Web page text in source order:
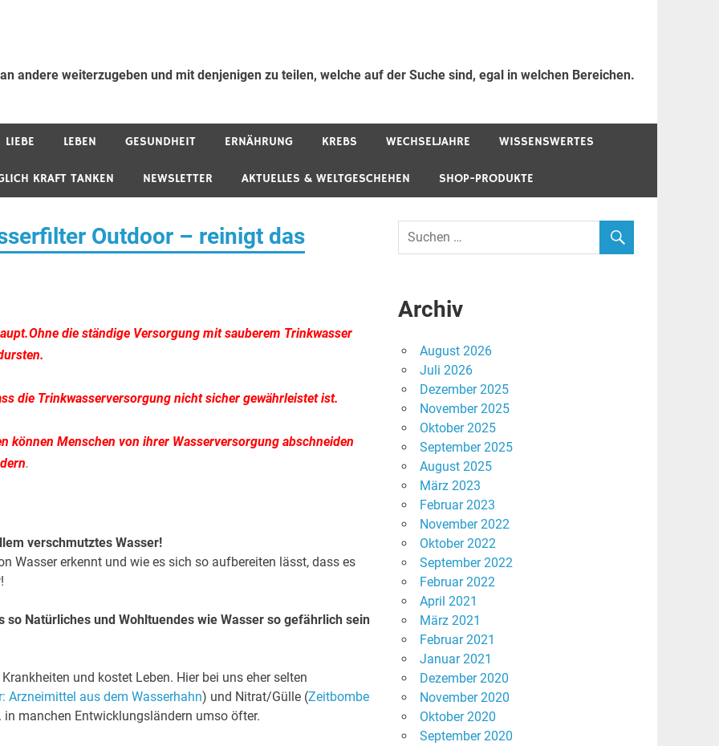
andere weiterzugeben und mit denjenigen zu teilen, welche auf der Suche sind, egal in welchen Bereichen.
LIEBE LEBEN GESUNDHEIT ERNÄHRUNG KREBS WECHSELJAHRE WISSENSWERTES
KRAFT TANKEN NEWSLETTER AKTUELLES & WELTGESCHEHEN SHOP-PRODUKTE
Outdoor – reinigt das
die ständige Versorgung mit sauberem Trinkwasser
die Trinkwasserversorgung nicht sicher gewährleistet ist.
können Menschen von ihrer Wasserversorgung abschneiden
.
verschmutztes Wasser!
Wasser erkennt und wie es sich so aufbereiten lässt, dass es
!
so Natürliches und Wohltuendes wie Wasser so gefährlich sein
und kostet Leben. Hier bei uns eher selten
Arzneimittel aus dem Wasserhahn) und Nitrat/Gülle (Zeitbombe
in manchen Entwicklungsländern umso öfter.
Archiv
August 2026
Juli 2026
Dezember 2025
November 2025
Oktober 2025
September 2025
August 2025
März 2023
Februar 2023
November 2022
Oktober 2022
September 2022
Februar 2022
April 2021
März 2021
Februar 2021
Januar 2021
Dezember 2020
November 2020
Oktober 2020
September 2020